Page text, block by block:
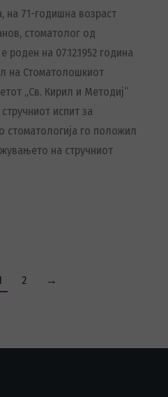
на 71-годишна возраст
стоматолог од
на 07.12.1952 година
на Стоматолошкиот
„Св. Кирил и Методиј“
испит за
стоматологија го положил
на стручниот
2 →